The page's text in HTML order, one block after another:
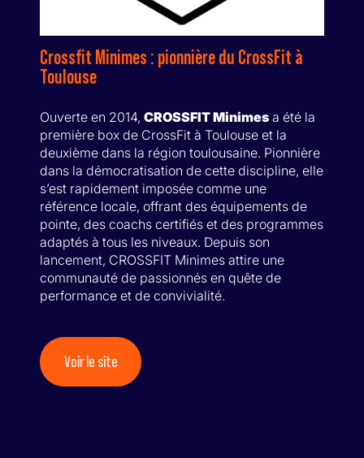
Crossfit Minimes : pionnière du CrossFit à
Toulouse
Ouverte en 2014, CROSSFIT Minimes a été la
première box de CrossFit à Toulouse et la
deuxième dans la région toulousaine. Pionnière
dans la démocratisation de cette discipline, elle
s’est rapidement imposée comme une
référence locale, offrant des équipements de
pointe, des coachs certifiés et des programmes
adaptés à tous les niveaux. Depuis son
lancement, CROSSFIT Minimes attire une
communauté de passionnés en quête de
performance et de convivialité.
Voir le site